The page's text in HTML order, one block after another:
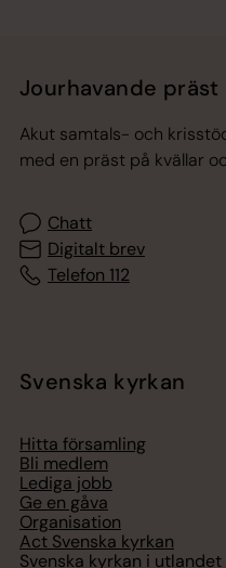
Jourhavande präst
Akut samtals- och
med en präst på kvällar
Chatt
Digitalt brev
Telefon 112
Svenska kyrkan
Hitta församling
Bli medlem
Lediga jobb
Ge en gåva
Organisation
Act Svenska kyrkan
Svenska kyrkan i utlandet